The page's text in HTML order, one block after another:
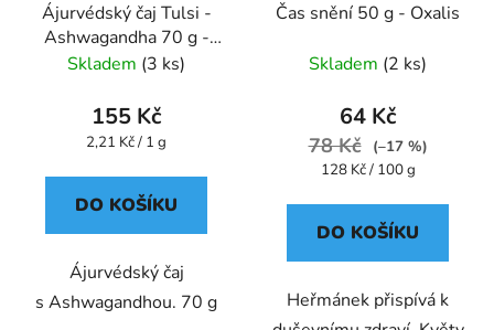
Ájurvédský čaj Tulsi -
Ashwagandha 70 g -
Oxalis
Skladem (3 ks)
155 Kč
Měrná
2,21 Kč / 1 g
DO KOŠÍKU
Ájurvédský čaj
s Ashwagandhou. 70 g
Čas snění 50 g - Oxalis
Skladem (2 ks)
64 Kč
78 Kč
(–17 %)
Měrná
128 Kč / 100 g
DO KOŠÍKU
Heřmánek přispívá k